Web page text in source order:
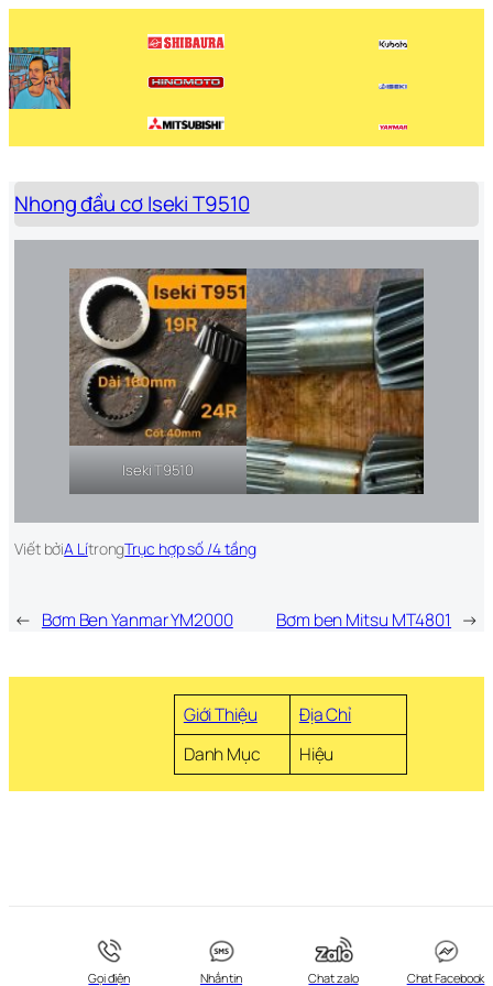
đến
phần
nội
dung
Nhong đầu cơ Iseki T9510
Iseki T9510
Viết bởiA LítrongTrục hợp số /4 tầng
← Bơm Ben Yanmar YM2000 Bơm ben Mitsu MT4801 →
Giới Thiệu
Địa Chỉ
Danh Mục
Hiệu
Gọi điện Nhắn tin Chat zalo Chat Facebook